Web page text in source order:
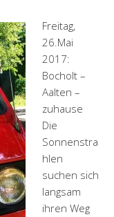
Freitag,
26.Mai
2017:
Bocholt –
Aalten –
zuhause
Die
Sonnenstra
hlen
suchen sich
langsam
ihren Weg